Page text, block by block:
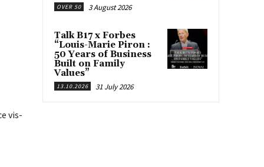
vis-
OVER 50 3 August 2026
Talk B17 x Forbes
“Louis-Marie Piron :
50 Years of Business
Built on Family
Values”
13.10.2026 31 July 2026